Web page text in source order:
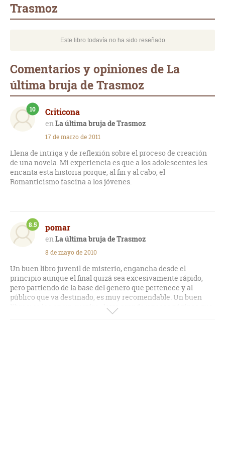
Trasmoz
Este libro todavía no ha sido reseñado
Comentarios y opiniones de La
última bruja de Trasmoz
Criticona
La última bruja de Trasmoz
10
17 de marzo de 2011
Llena de intriga y de reflexión sobre el proceso de creación
de una novela. Mi experiencia es que a los adolescentes les
encanta esta historia porque, al fin y al cabo, el
Romanticismo fascina a los jóvenes.
pomar
La última bruja de Trasmoz
8.5
8 de mayo de 2010
Un buen libro juvenil de misterio, engancha desde el
principio aunque el final quizá sea excesivamente rápido,
pero partiendo de la base del genero que pertenece y al
público que va destinado, es muy recomendable. Un buen
libro y se lee en un suspiro...letra grande y pocas páginas que
a veces se agradece después de los grandes tochos que